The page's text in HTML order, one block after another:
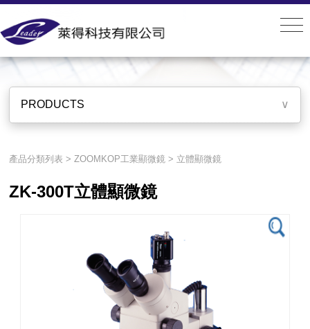
PRODUCTS
PRODUCTS ∨
產品分類列表 > ZOOMKOP工業顯微鏡 > 立體顯微鏡
ZK-300T立體顯微鏡